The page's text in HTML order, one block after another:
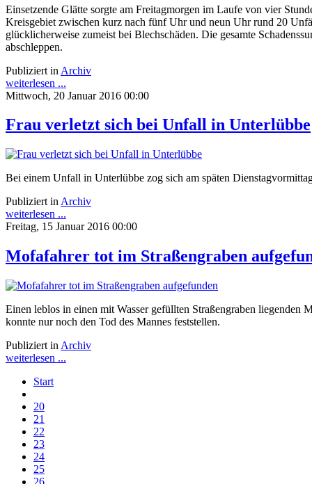
Einsetzende Glätte sorgte am Freitagmorgen im Laufe von vier
Kreisgebiet zwischen kurz nach fünf Uhr und neun Uhr rund 20
glücklicherweise zumeist bei Blechschäden. Die gesamte
abschleppen.
Publiziert in Archiv
weiterlesen ...
Mittwoch, 20 Januar 2016 00:00
Frau verletzt sich bei Unfall in Unterlübbe
Bei einem Unfall in Unterlübbe zog sich am späten
Publiziert in Archiv
weiterlesen ...
Freitag, 15 Januar 2016 00:00
Mofafahrer tot im Straßengraben
Einen leblos in einen mit Wasser gefüllten Straßengraben
konnte nur noch den Tod des Mannes feststellen.
Publiziert in Archiv
weiterlesen ...
Start
20
21
22
23
24
25